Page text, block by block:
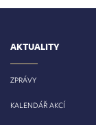
AKTUALITY
ZPRÁVY
KALENDÁŘ AKCÍ